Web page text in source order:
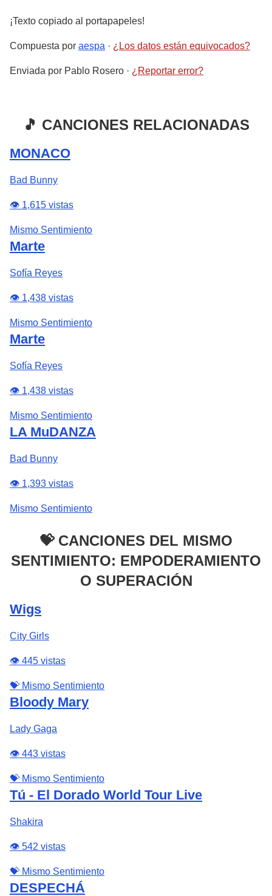
¡Texto copiado al portapapeles!
Compuesta por aespa · ¿Los datos están equivocados?
Enviada por Pablo Rosero · ¿Reportar error?
🎵 CANCIONES RELACIONADAS
MONACO
Bad Bunny
👁️ 1,615 vistas
Mismo Sentimiento
Marte
Sofía Reyes
👁️ 1,438 vistas
Mismo Sentimiento
Marte
Sofía Reyes
👁️ 1,438 vistas
Mismo Sentimiento
LA MuDANZA
Bad Bunny
👁️ 1,393 vistas
Mismo Sentimiento
💝 CANCIONES DEL MISMO
SENTIMIENTO: EMPODERAMIENTO
O SUPERACIÓN
Wigs
City Girls
👁️ 445 vistas
💝 Mismo Sentimiento
Bloody Mary
Lady Gaga
👁️ 443 vistas
💝 Mismo Sentimiento
Tú - El Dorado World Tour Live
Shakira
👁️ 542 vistas
💝 Mismo Sentimiento
DESPECHÁ